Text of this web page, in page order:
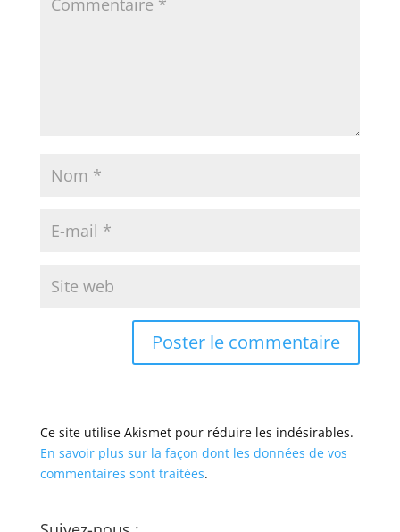
Ce site utilise Akismet pour réduire les indésirables.
En savoir plus sur la façon dont les données de vos
commentaires sont traitées.